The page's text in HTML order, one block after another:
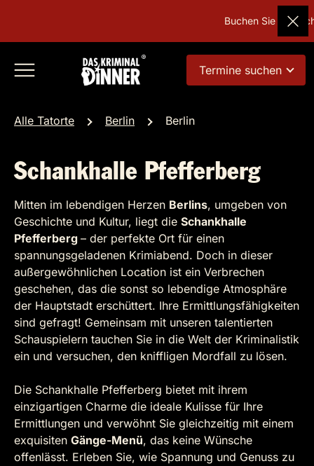
Buchen Sie
Termine suchen
Alle Tatorte Berlin Berlin
Schankhalle Pfefferberg
Mitten im lebendigen Herzen Berlins, umgeben von
Geschichte und Kultur, liegt die Schankhalle
Pfefferberg – der perfekte Ort für einen
spannungsgeladenen Krimiabend. Doch in dieser
außergewöhnlichen Location ist ein Verbrechen
geschehen, das die sonst so lebendige Atmosphäre
der Hauptstadt erschüttert. Ihre Ermittlungsfähigkeiten
sind gefragt! Gemeinsam mit unseren talentierten
Schauspielern tauchen Sie in die Welt der Kriminalistik
ein und versuchen, den kniffligen Mordfall zu lösen.
Die Schankhalle Pfefferberg bietet mit ihrem
einzigartigen Charme die ideale Kulisse für Ihre
Ermittlungen und verwöhnt Sie gleichzeitig mit einem
exquisiten Gänge-Menü, das keine Wünsche
offenlässt. Erleben Sie, wie Spannung und Genuss zu